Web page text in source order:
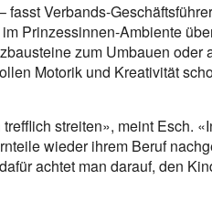
Verbands-
Prinzessinnen-Ambiente
zum Umbauen oder
Motorik und Kreativität
streiten», meint Esch.
wieder ihrem Beruf
achtet man darauf, den